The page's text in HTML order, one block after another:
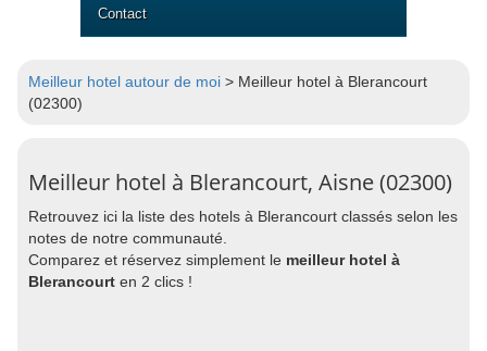
Contact
Meilleur hotel autour de moi > Meilleur hotel à Blerancourt
(02300)
Meilleur hotel à Blerancourt, Aisne (02300)
Retrouvez ici la liste des hotels à Blerancourt classés selon les
notes de notre communauté.
Comparez et réservez simplement le meilleur hotel à
Blerancourt en 2 clics !